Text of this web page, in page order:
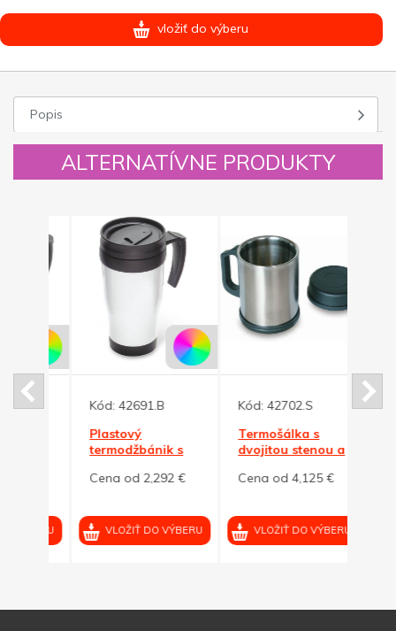
vložiť do výberu
Popis
ALTERNATÍVNE PRODUKTY
Kód:42691.B
Plastový
termodžbánik s
Cena od 2,292 €
VLOŽIŤ DO VÝBERU
Kód:42702.S
Termošálka s
dvojitou stenou a
Cena od 4,125 €
VLOŽIŤ DO VÝBERU
Kód: